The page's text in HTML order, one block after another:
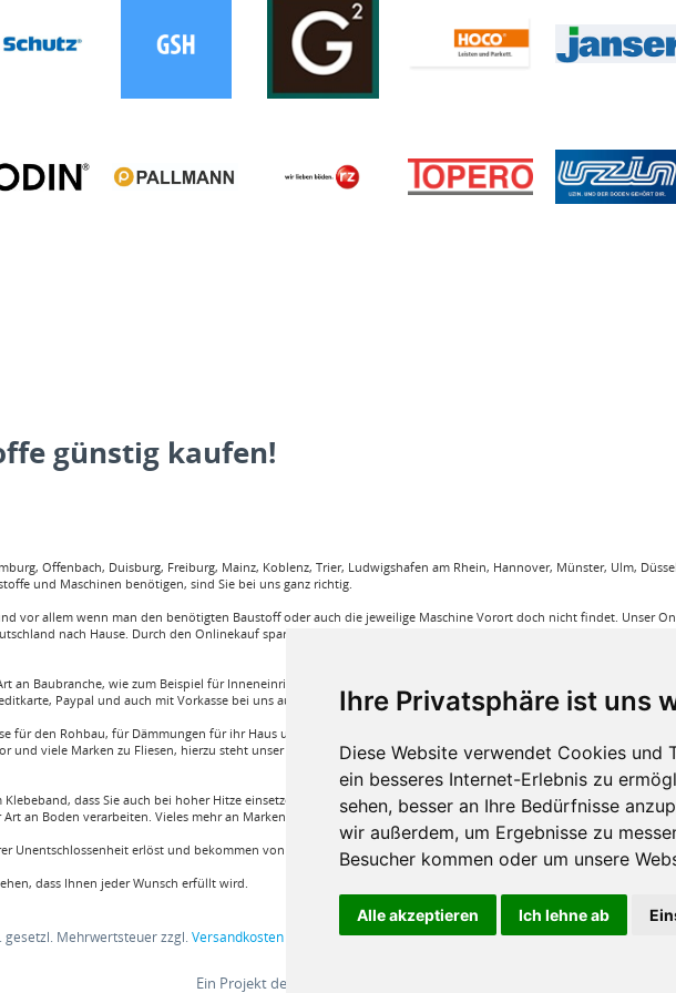
Ihre Privatsphäre ist uns
Diese Website verwendet Cookies und
ein besseres Internet-Erlebnis zu
sehen, besser an Ihre Bedürfnisse
wir außerdem, um Ergebnisse zu
Besucher kommen oder um unsere
Alle akzeptieren Ich lehne ab
günstig kaufen!
Offenbach, Duisburg, Freiburg, Mainz, Koblenz, Trier, Ludwigshafen am Rhein, Hannover, Münster, Ulm,
und Maschinen benötigen, sind Sie bei uns ganz richtig.
vor allem wenn man den benötigten Baustoff oder auch die jeweilige Maschine Vorort doch nicht findet. Unser
nach Hause. Durch den Onlinekauf spart man sehr viel Zeit und körperliche Anstrengung. Sie bestellen
an Baubranche, wie zum Beispiel für Inneneinrichtung, Böden und viele weitere. Wir garantieren Ihnen bei unseren
Paypal und auch mit Vorkasse bei uns auf Rechnung Baustoffe kaufen.
den Rohbau, für Dämmungen für ihr Haus und für den Innenausbau. Wir führen Außerdem eine große Auswahl
und viele Marken zu Fliesen, hierzu steht unser Service Team aus Fachprofis zur Hilfe bereit. Baustoffe für den
dass Sie auch bei hoher Hitze einsetzen können oder auch ein Klebstoff von Bona, dass für verkleben
an Boden verarbeiten. Vieles mehr an Marken und Artikel nur bei uns im Onlineshop!
Unentschlossenheit erlöst und bekommen von einem Fachprofi die beste Produktwahl die für sie relevant ist.
dass Ihnen jeder Wunsch erfüllt wird.
gesetzl. Mehrwertsteuer zzgl.Versandkostenund ggf. Nachnahmegebühren, wenn nicht anders beschrieben
Ein Projekt der